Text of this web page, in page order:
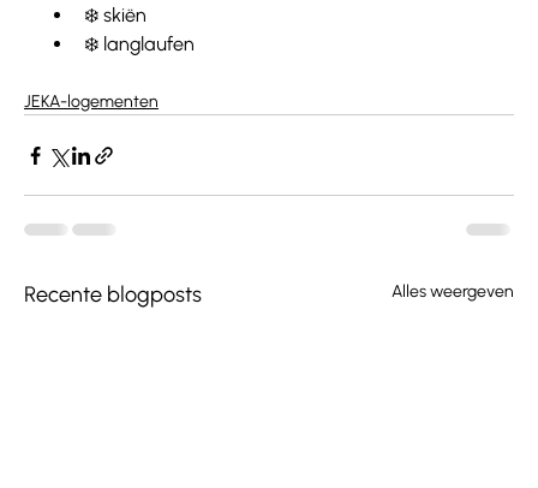
❄️ skiën
❄️ langlaufen
JEKA-logementen
Recente blogposts Alles weergeven